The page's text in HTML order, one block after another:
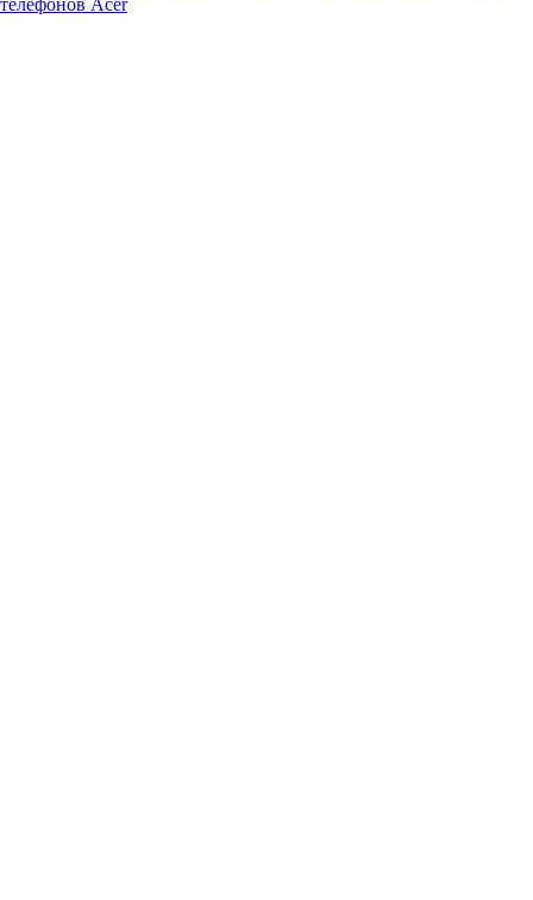
телефонов Acer